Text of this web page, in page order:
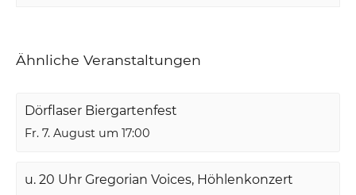
Ähnliche Veranstaltungen
Dörflaser Biergartenfest
Fr. 7. August um 17:00
u. 20 Uhr Gregorian Voices, Höhlenkonzert